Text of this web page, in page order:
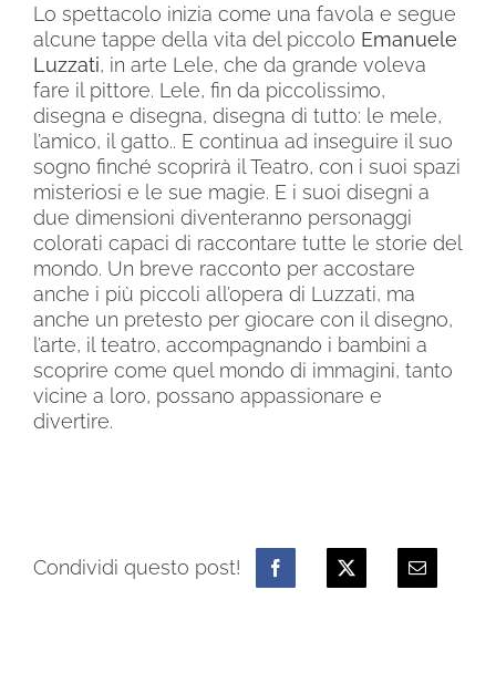
Lo spettacolo inizia come una favola e segue
alcune tappe della vita del piccolo Emanuele
Luzzati, in arte Lele, che da grande voleva
fare il pittore. Lele, fin da piccolissimo,
disegna e disegna, disegna di tutto: le mele,
l’amico, il gatto.. E continua ad inseguire il suo
sogno finché scoprirà il Teatro, con i suoi spazi
misteriosi e le sue magie. E i suoi disegni a
due dimensioni diventeranno personaggi
colorati capaci di raccontare tutte le storie del
mondo. Un breve racconto per accostare
anche i più piccoli all’opera di Luzzati, ma
anche un pretesto per giocare con il disegno,
l’arte, il teatro, accompagnando i bambini a
scoprire come quel mondo di immagini, tanto
vicine a loro, possano appassionare e
divertire.
Condividi questo post!